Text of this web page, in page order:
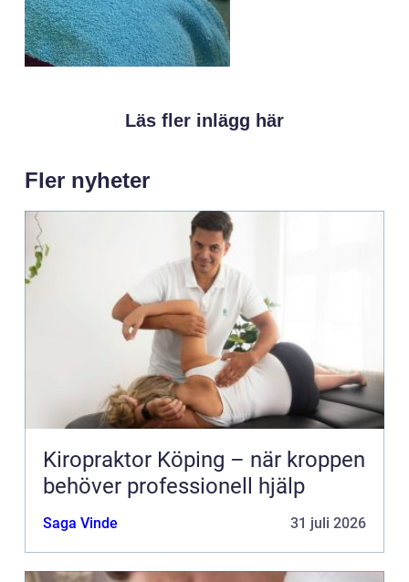
Läs fler inlägg här
Fler nyheter
Kiropraktor Köping – när kroppen
behöver professionell hjälp
Saga Vinde 31 juli 2026